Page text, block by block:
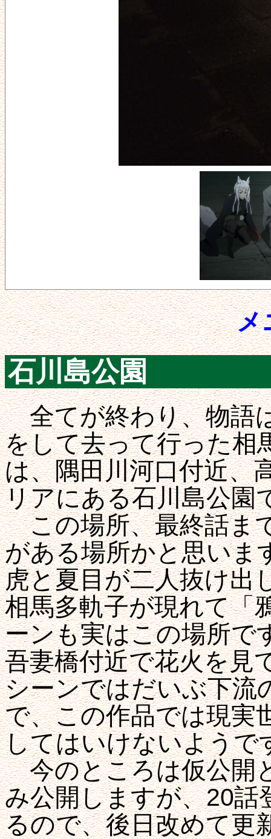
メ
石川島公園
全てが終わり、物語
をして去って行った相
は、隅田川河口付近、
リアにある石川島公園
この場所、最終話ま
がある場所かと思いま
虎と夏目が二人抜け出
相馬多軌子が現れて「
ーンも実はこの場所で
吾妻橋付近で花火を見
シーンではだいぶ下流
で、この作品では現実
してはいけないようで
今のところは仮公開
み公開しますが、20話
るので、後日改めて更